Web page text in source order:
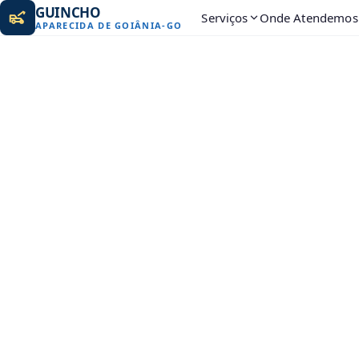
GUINCHO
APARECIDA DE GOIÂNIA-GO Serviços Onde Atendemos